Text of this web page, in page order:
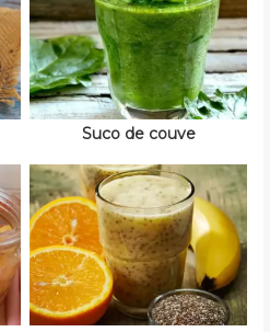
Suco de couve